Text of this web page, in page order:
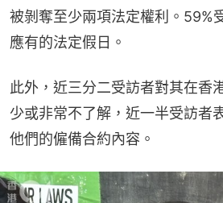
被剝奪至少兩項法定權利。59%
應有的法定假日。
此外，近三分二受訪者對其在香
少或非常不了解，近一半受訪者
他們的僱備合約內容。